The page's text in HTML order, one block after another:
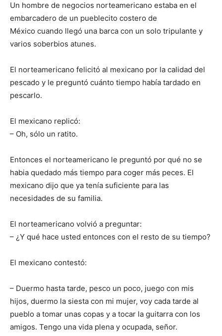
Un hombre de negocios norteamericano estaba en el
embarcadero de un pueblecito costero de
México cuando llegó una barca con un solo tripulante y
varios soberbios atunes.
El norteamericano felicitó al mexicano por la calidad del
pescado y le preguntó cuánto tiempo había tardado en
pescarlo.
El mexicano replicó:
– Oh, sólo un ratito.
Entonces el norteamericano le preguntó por qué no se
habia quedado más tiempo para coger más peces. El
mexicano dijo que ya tenía suficiente para las
necesidades de su familia.
El norteamericano volvió a preguntar:
– ¿Y qué hace usted entonces con el resto de su tiempo?
El mexicano contestó:
– Duermo hasta tarde, pesco un poco, juego con mis
hijos, duermo la siesta con mi mujer, voy cada tarde al
pueblo a tomar unas copas y a tocar la guitarra con los
amigos. Tengo una vida plena y ocupada, señor.